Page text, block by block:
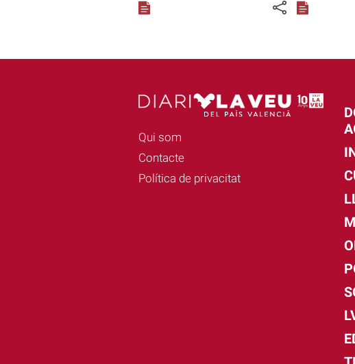
Qui som
Contacte
Política de privacitat